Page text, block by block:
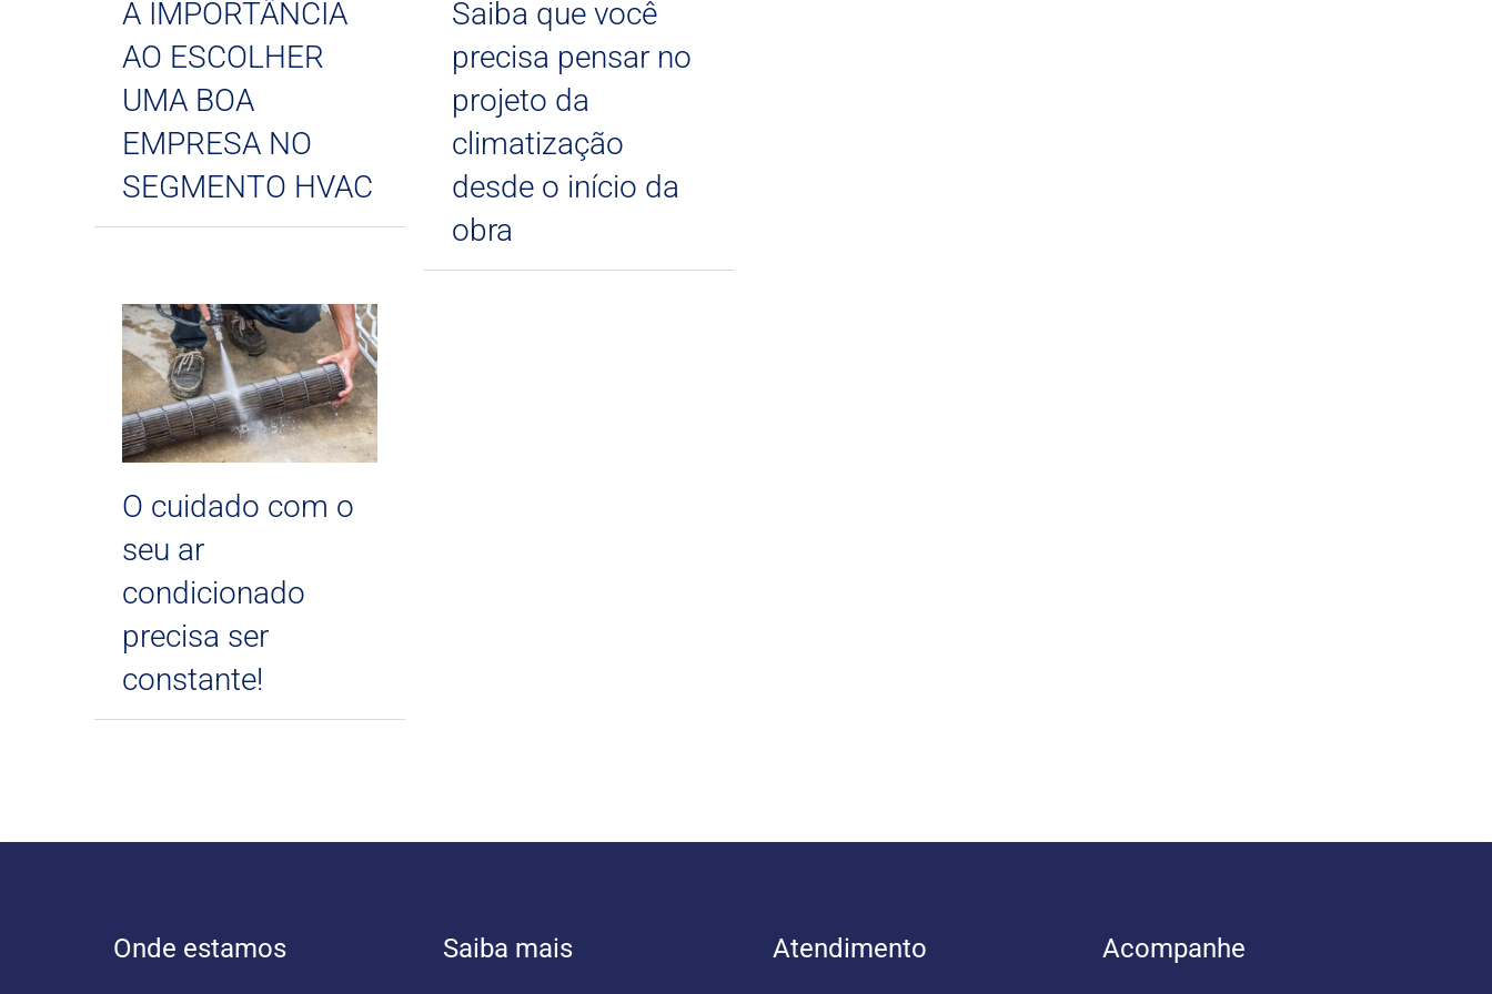
A IMPORTÂNCIA
AO ESCOLHER
UMA BOA
EMPRESA NO
SEGMENTO HVAC
Saiba que você
precisa pensar no
projeto da
climatização
desde o início da
obra
O cuidado com o
seu ar
condicionado
precisa ser
constante!
Onde estamos Saiba mais Atendimento Acompanhe